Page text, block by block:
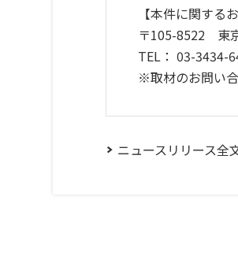
【本件に関す
〒105-8522 東
TEL： 03-
※取材のお問い
ニュースリリース全